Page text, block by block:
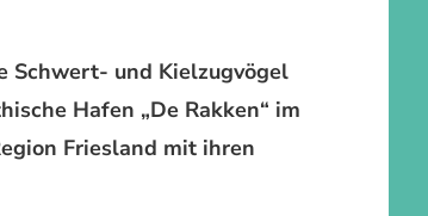
Schwert- und Kielzugvögel
Hafen „De Rakken“ im
Friesland mit ihren